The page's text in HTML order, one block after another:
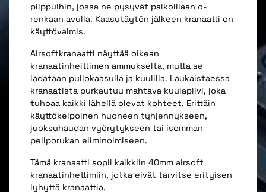
piippuihin, jossa ne pysyvät paikoillaan o-
renkaan avulla. Kaasutäytön jälkeen kranaatti on
käyttövalmis.
Airsoftkranaatti näyttää oikean
kranaatinheittimen ammukselta, mutta se
ladataan pullokaasulla ja kuulilla. Laukaistaessa
kranaatista purkautuu mahtava kuulapilvi, joka
tuhoaa kaikki lähellä olevat kohteet. Erittäin
käyttökelpoinen huoneen tyhjennykseen,
juoksuhaudan vyörytykseen tai isomman
peliporukan eliminoimiseen.
Tämä kranaatti sopii kaikkiin 40mm airsoft
kranaatinhettimiin, jotka eivät tarvitse erityisen
lyhyttä kranaattia.